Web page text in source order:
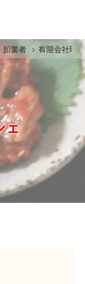
卸業者 有限会社明
ェ